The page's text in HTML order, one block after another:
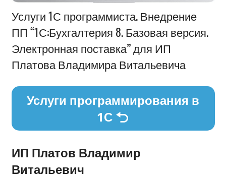
Информация
Услуги 1С программиста. Внедрение
ПП “1С:Бухгалтерия 8. Базовая версия.
Электронная поставка” для ИП
Платова Владимира Витальевича
Услуги программирования в
1С
ИП Платов Владимир
Витальевич